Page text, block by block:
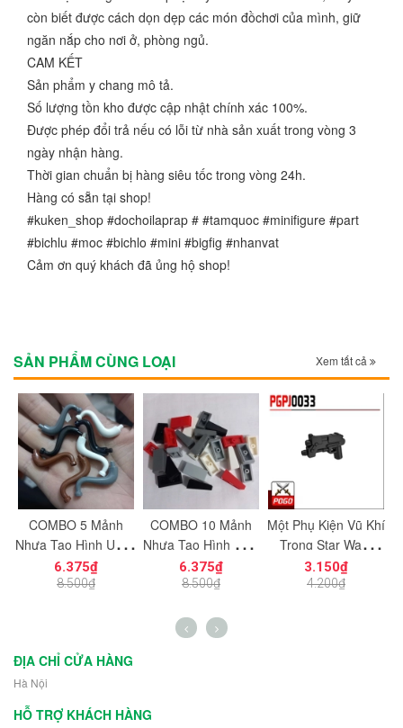
còn biết được cách dọn dẹp các món đồchơi của mình, giữ
ngăn nắp cho nơi ở, phòng ngủ.
CAM KẾT
Sản phẩm y chang mô tả.
Số lượng tồn kho được cập nhật chính xác 100%.
Được phép đổi trả nếu có lỗi từ nhà sản xuất trong vòng 3
ngày nhận hàng.
Thời gian chuẩn bị hàng siêu tốc trong vòng 24h.
Hàng có sẵn tại shop!
#kuken_shop #dochoilaprap # #tamquoc #minifigure #part
#bichlu #moc #bichlo #mini #bigfig #nhanvat
Cảm ơn quý khách đã ủng hộ shop!
SẢN PHẨM CÙNG LOẠI Xem tất cả
COMBO 5 Mảnh
Nhựa Tạo Hình Uống
Cong Dùng Cho Mô
Hình Nhân Vật Mini
6.375₫
8.500₫
COMBO 10 Mảnh
Nhựa Tạo Hình Trơn
Vát Dọc 1x2
NO.1725 Đồ Chơi
6.375₫
8.500₫
Một Phụ Kiện Vũ Khí
Trong Star Wars
PGPJ0033 NO.1198
- Phụ Kiện MOC
3.150₫
4.200₫
ĐỊA CHỈ CỬA HÀNG
Hà Nội
HỖ TRỢ KHÁCH HÀNG